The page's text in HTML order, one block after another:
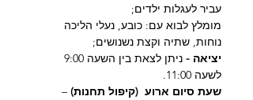
עביר לעגלות ילדים;
מומלץ לבוא עם: כובע, נעלי הליכה
נוחות, שתיה וקצת נשנושים;
יציאה -
לשעה 11:00.
שעת סיום ארוע  (קיפול תחנות) –